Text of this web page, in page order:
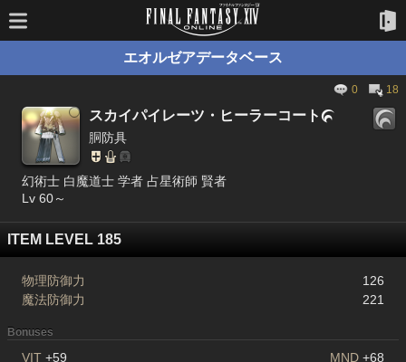
エオルゼアデータベース
0 18
スカイパイレーツ・ヒーラーコート
胴防具
幻術士 白魔道士 学者 占星術師 賢者
Lv 60～
ITEM LEVEL 185
物理防御力
126
魔法防御力
221
Bonuses
VIT +59 MND +68